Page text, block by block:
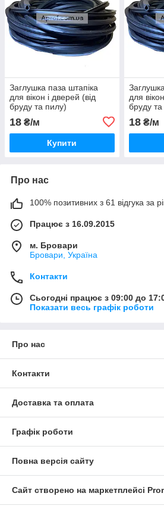
Заглушка паза штапіка
для вікон і дверей (від
бруду та пилу)
18 ₴/м
Купити
для
бруду
18₴/м
Про нас
100% позитивних з 61 відгука за
Працює з 16.09.2015
м. Бровари
Бровари, Україна
Контакти
Сьогодні працює з 09:00 до
Показати весь графік роботи
Про нас
Контакти
Доставка та оплата
Графік роботи
Повна версія сайту
Сайт створено на маркетплейсі